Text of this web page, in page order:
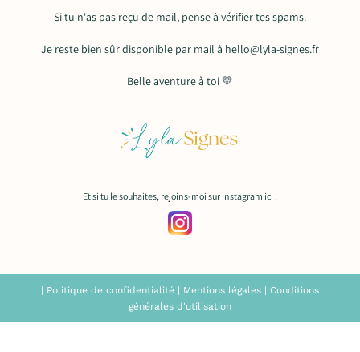
Si tu n'as pas reçu de mail, pense à vérifier tes spams.
Je reste bien sûr disponible par mail à hello@lyla-signes.fr
Belle aventure à toi 💛
Et si tu le souhaites, rejoins-moi sur Instagram ici :
| Politique de confidentialité | Mentions légales | Conditions
générales d'utilisation